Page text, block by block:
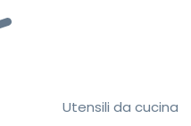
Utensili da cucina